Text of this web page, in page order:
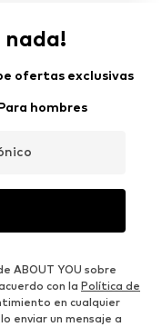
nada!
ofertas exclusivas
hombres
ABOUT YOU sobre
con la Política de
en cualquier
enviar un mensaje a